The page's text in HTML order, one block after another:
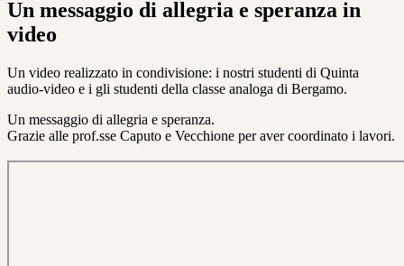
Un messaggio di allegria e speranza in
video
Un video realizzato in condivisione: i nostri studenti di Quinta
audio-video e i gli studenti della classe analoga di Bergamo.
Un messaggio di allegria e speranza.
Grazie alle prof.sse Caputo e Vecchione per aver coordinato i lavori.